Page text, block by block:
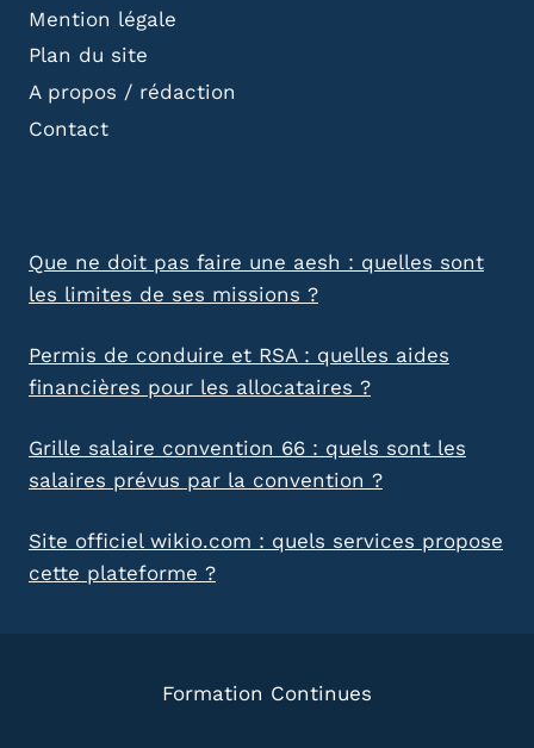
Mention légale
Plan du site
A propos / rédaction
Contact
Que ne doit pas faire une aesh : quelles sont
les limites de ses missions ?
Permis de conduire et RSA : quelles aides
financières pour les allocataires ?
Grille salaire convention 66 : quels sont les
salaires prévus par la convention ?
Site officiel wikio.com : quels services propose
cette plateforme ?
Formation Continues